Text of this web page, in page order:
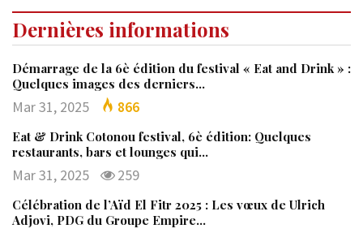
Dernières informations
Démarrage de la 6è édition du festival « Eat and Drink » :
Quelques images des derniers…
Mar 31, 2025 866
Eat & Drink Cotonou festival, 6è édition: Quelques
restaurants, bars et lounges qui…
Mar 31, 2025 259
Célébration de l’Aïd El Fitr 2025 : Les vœux de Ulrich
Adjovi, PDG du Groupe Empire…